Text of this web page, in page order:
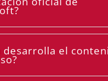
desarrolla el